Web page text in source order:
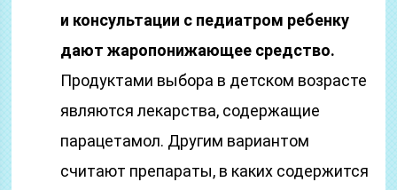
и консультации с педиатром ребенку
дают жаропонижающее средство.
Продуктами выбора в детском возрасте
являются лекарства, содержащие
парацетамол. Другим вариантом
считают препараты, в каких содержится